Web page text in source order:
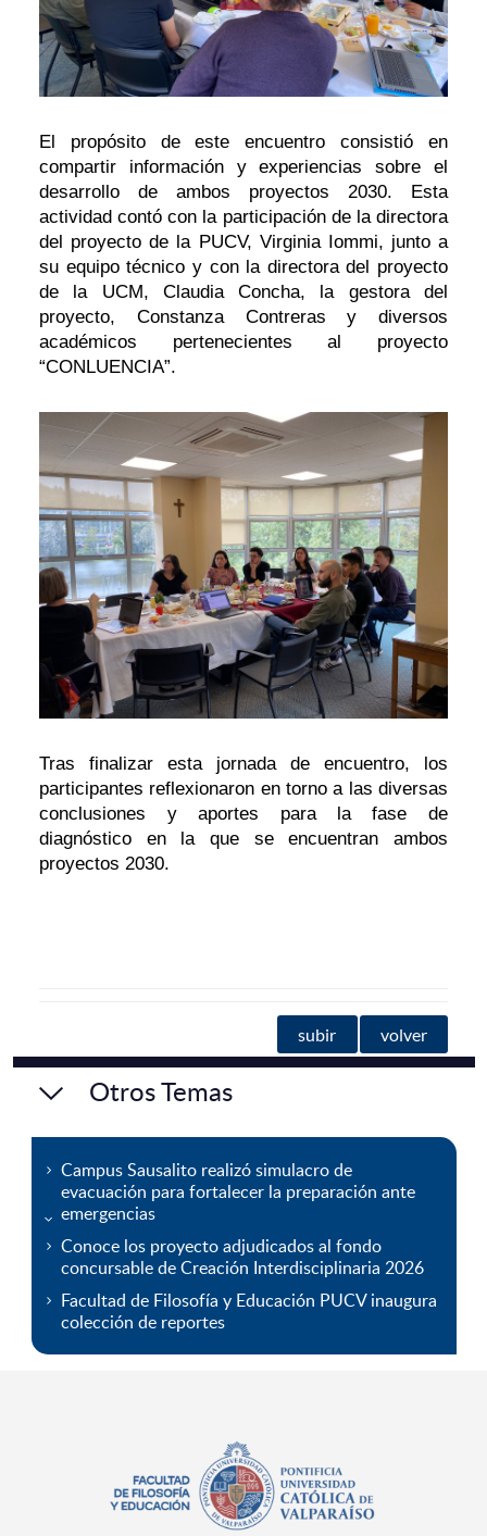
El propósito de este encuentro consistió en
compartir información y experiencias sobre el
desarrollo de ambos proyectos 2030. Esta
actividad contó con la participación de la directora
del proyecto de la PUCV, Virginia Iommi, junto a
su equipo técnico y con la directora del proyecto
de la UCM, Claudia Concha, la gestora del
proyecto, Constanza Contreras y diversos
académicos pertenecientes al proyecto
“CONLUENCIA”.
Tras finalizar esta jornada de encuentro, los
participantes reflexionaron en torno a las diversas
conclusiones y aportes para la fase de
diagnóstico en la que se encuentran ambos
proyectos 2030.
subir volver
Otros Temas
Campus Sausalito realizó simulacro de
evacuación para fortalecer la preparación ante
emergencias
Conoce los proyecto adjudicados al fondo
concursable de Creación Interdisciplinaria 2026
Facultad de Filosofía y Educación PUCV inaugura
colección de reportes